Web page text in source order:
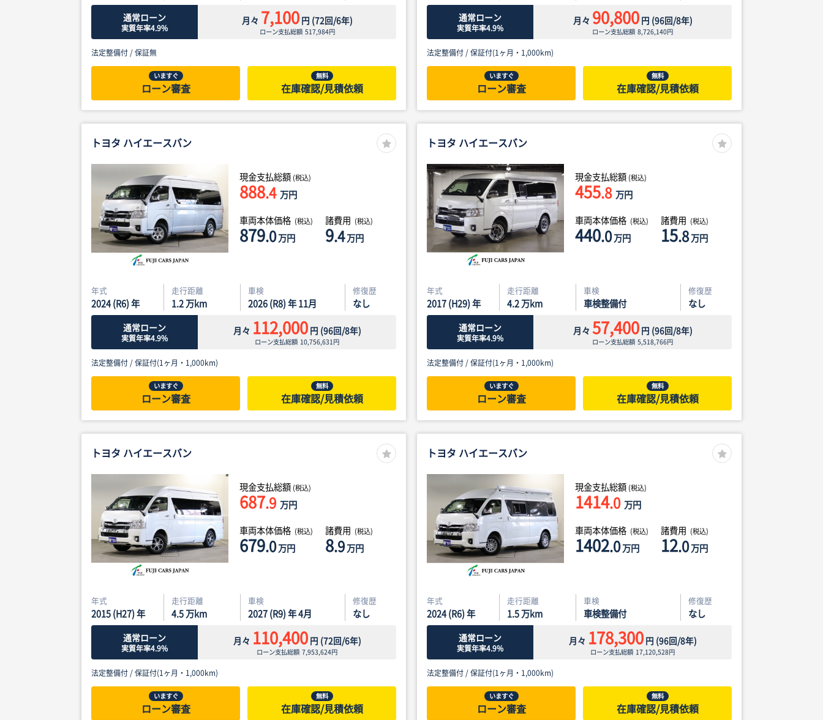
通常ローン
実質年率4.9%
月々 7,100円 (72回/6年)
ローン支払総額 517,984円
法定整備付 /保証無
いますぐ
ローン審査
無料
在庫確認/見積依頼
通常ローン
実質年率4.9%
月々 90,800円 (96回/8年)
ローン支払総額8,726,140円
法定整備付 /保証付(1ヶ月・1,000km)
いますぐ
ローン審査
無料
在庫確認/見積依頼
トヨタ ハイエースバン
現金支払総額 (税込)
888.4 万円
車両本体価格 (税込)
879.0万円
諸費用 (税込)
9.4万円
年式
2024 (R6) 年
走行距離
1.2万km
車検
2026 (R8) 年 11月
修復歴
なし
通常ローン
実質年率4.9%
月々 112,000円 (96回/8年)
ローン支払総額 10,756,631円
法定整備付 /保証付(1ヶ月・1,000km)
いますぐ
ローン審査
無料
在庫確認/見積依頼
トヨタ ハイエースバン
現金支払総額 (税込)
455.8 万円
車両本体価格 (税込)
440.0万円
諸費用 (税込)
15.8万円
年式
2017 (H29) 年
走行距離
4.2万km
車検
車検整備付
修復歴
なし
通常ローン
実質年率4.9%
月々 57,400円 (96回/8年)
ローン支払総額5,518,766円
法定整備付 /保証付(1ヶ月・1,000km)
いますぐ
ローン審査
無料
在庫確認/見積依頼
トヨタ ハイエースバン
現金支払総額 (税込)
687.9 万円
車両本体価格 (税込)
679.0万円
諸費用 (税込)
8.9万円
年式
2015 (H27) 年
走行距離
4.5万km
車検
2027 (R9) 年 4月
修復歴
なし
通常ローン
実質年率4.9%
月々 110,400円 (72回/6年)
ローン支払総額7,953,624円
法定整備付 /保証付(1ヶ月・1,000km)
いますぐ
ローン審査
無料
在庫確認/見積依頼
トヨタ ハイエースバン
現金支払総額 (税込)
1414.0 万円
車両本体価格 (税込)
1402.0万円
諸費用 (税込)
12.0万円
年式
2024 (R6) 年
走行距離
1.5万km
車検
車検整備付
修復歴
なし
通常ローン
実質年率4.9%
月々 178,300円 (96回/8年)
ローン支払総額 17,120,528円
法定整備付 /保証付(1ヶ月・1,000km)
いますぐ
ローン審査
無料
在庫確認/見積依頼